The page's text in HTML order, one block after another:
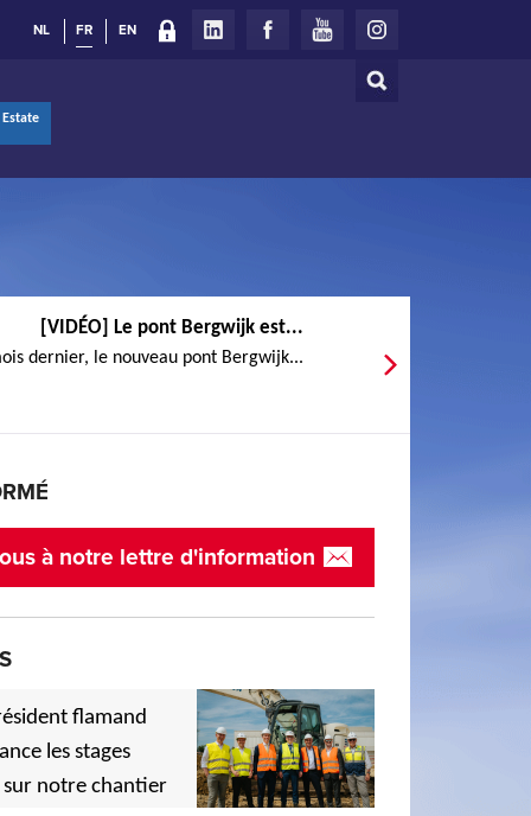
Rechercher
NL FR EN
Estate
[VIDÉO] Le pont Bergwijk est...
dernier, le nouveau pont Bergwijk...
à notre lettre d'information
flamand
les stages
sur notre chantier